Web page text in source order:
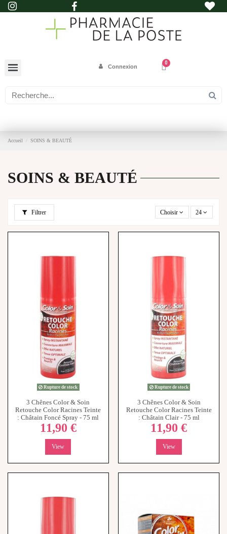
Connexion
Accueil SOINS & BEAUTÉ
SOINS & BEAUTÉ
Filtrer Choisir 24
Rupture de stock
3 Chênes Color & Soin
Retouche Color Racines Teinte
: Châtain Foncé Spray - 75 ml
11,90 €
View
Rupture de stock
3 Chênes Color & Soin
Retouche Color Racines Teinte
: Châtain Clair - 75 ml
11,90 €
View